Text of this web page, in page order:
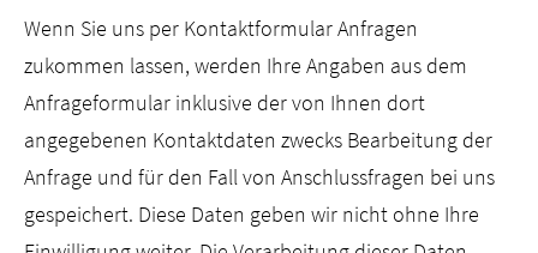
Wenn Sie uns per Kontaktformular Anfragen
zukommen lassen, werden Ihre Angaben aus dem
Anfrageformular inklusive der von Ihnen dort
angegebenen Kontaktdaten zwecks Bearbeitung der
Anfrage und für den Fall von Anschlussfragen bei uns
gespeichert. Diese Daten geben wir nicht ohne Ihre